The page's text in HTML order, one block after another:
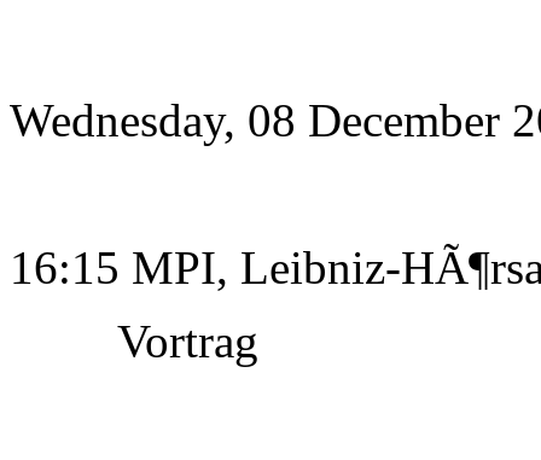
Wednesday, 08 December
16:15 MPI, Leibniz-
Vortrag